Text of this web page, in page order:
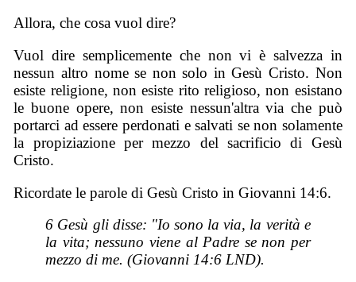
Allora, che cosa vuol dire?
Vuol dire semplicemente che non vi è salvezza in
nessun altro nome se non solo in Gesù Cristo. Non
esiste religione, non esiste rito religioso, non esistano
le buone opere, non esiste nessun'altra via che può
portarci ad essere perdonati e salvati se non solamente
la propiziazione per mezzo del sacrificio di Gesù
Cristo.
Ricordate le parole di Gesù Cristo in Giovanni 14:6.
6 Gesù gli disse: "Io sono la via, la verità e
la vita; nessuno viene al Padre se non per
mezzo di me. (Giovanni 14:6 LND).